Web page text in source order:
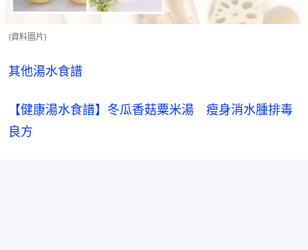
(資料圖片)
其他湯水食譜
【健康湯水食譜】冬瓜香菇粟米湯　瘦身消水腫排毒
良方